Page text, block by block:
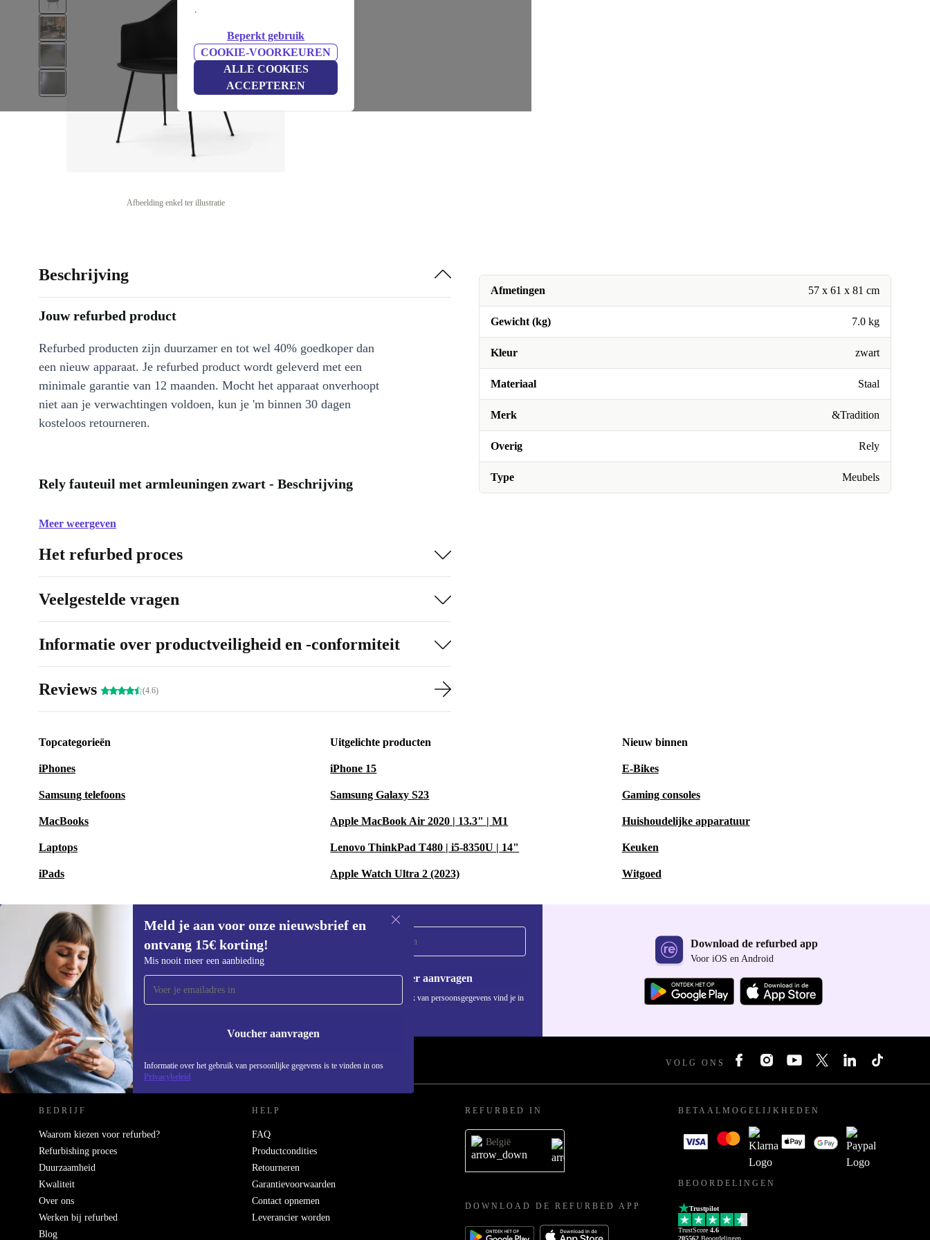
.
Beperkt gebruik
COOKIE-VOORKEUREN
ALLE COOKIES
ACCEPTEREN
Afbeelding enkel ter illustratie
Afmetingen 57 x 61 x 81 cm
Gewicht (kg) 7.0 kg
Kleur zwart
Materiaal Staal
Merk &Tradition
Overig Rely
Type Meubels
Beschrijving
Jouw refurbed product
Refurbed producten zijn duurzamer en tot wel 40% goedkoper dan
een nieuw apparaat. Je refurbed product wordt geleverd met een
minimale garantie van 12 maanden. Mocht het apparaat onverhoopt
niet aan je verwachtingen voldoen, kun je 'm binnen 30 dagen
kosteloos retourneren.
Rely fauteuil met armleuningen zwart - Beschrijving
Meer weergeven
Het refurbed proces
Veelgestelde vragen
Informatie over productveiligheid en -conformiteit
Reviews (4.6)
Topcategorieën
iPhones
Samsung telefoons
MacBooks
Laptops
iPads
Uitgelichte producten
iPhone 15
Samsung Galaxy S23
Apple MacBook Air 2020 | 13.3" | M1
Lenovo ThinkPad T480 | i5-8350U | 14"
Apple Watch Ultra 2 (2023)
Nieuw binnen
E-Bikes
Gaming consoles
Huishoudelijke apparatuur
Keuken
Witgoed
Meld je aan voor onze nieuwsbrief en
ontvang 15€ korting!
Mis nooit meer een aanbieding
Voucher aanvragen
Informatie over het gebruik van persoonlijke gegevens is te vinden in ons
Privacybeleid
Meld je aan voor onze nieuwsbrief en
ontvang €15 korting!
Mis nooit meer een aanbieding.
Voucher aanvragen
Informatie over het gebruik van persoonsgegevens vind je in
Download de refurbed app
Voor iOS en Android
REFURBED NEDERLAND - RETHINK NEW. VOLG ONS
BEDRIJF
Waarom kiezen voor refurbed?
Refurbishing proces
Duurzaamheid
Kwaliteit
Over ons
Werken bij refurbed
Blog
HELP
FAQ
Productcondities
Retourneren
Garantievoorwaarden
Contact opnemen
Leverancier worden
REFURBED IN
België
DOWNLOAD DE REFURBED APP
BETAALMOGELIJKHEDEN
BEOORDELINGEN
Trustpilot
TrustScore 4.6
205562 Beoordelingen